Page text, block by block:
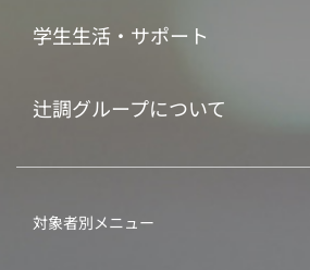
学生生活・サポート
辻調グループについて
対象者別メニュー